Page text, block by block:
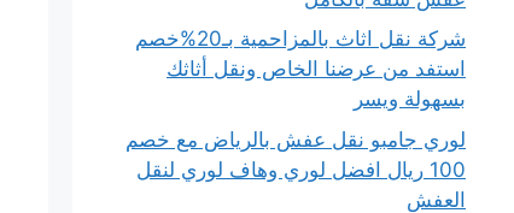
شركة نقل اثاث بالمزاحمية بـ20%خصم
استفد من عرضنا الخاص ونقل أثاثك
بسهولة ويسر
لوري جامبو نقل عفش بالرياض مع خصم
100 ريال افضل لوري وهاف لوري لنقل
العفش